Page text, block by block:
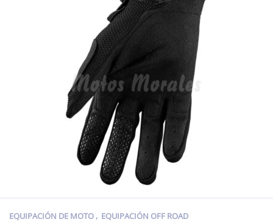
EQUIPACIÓN DE MOTO , EQUIPACIÓN OFF ROAD